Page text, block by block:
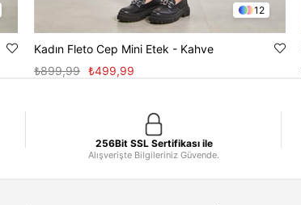
12
Kadın Fleto Cep Mini Etek - Kahve
₺499,99
₺899,99
256Bit SSL Sertifikası ile
Alışverişte Bilgileriniz Güvende.